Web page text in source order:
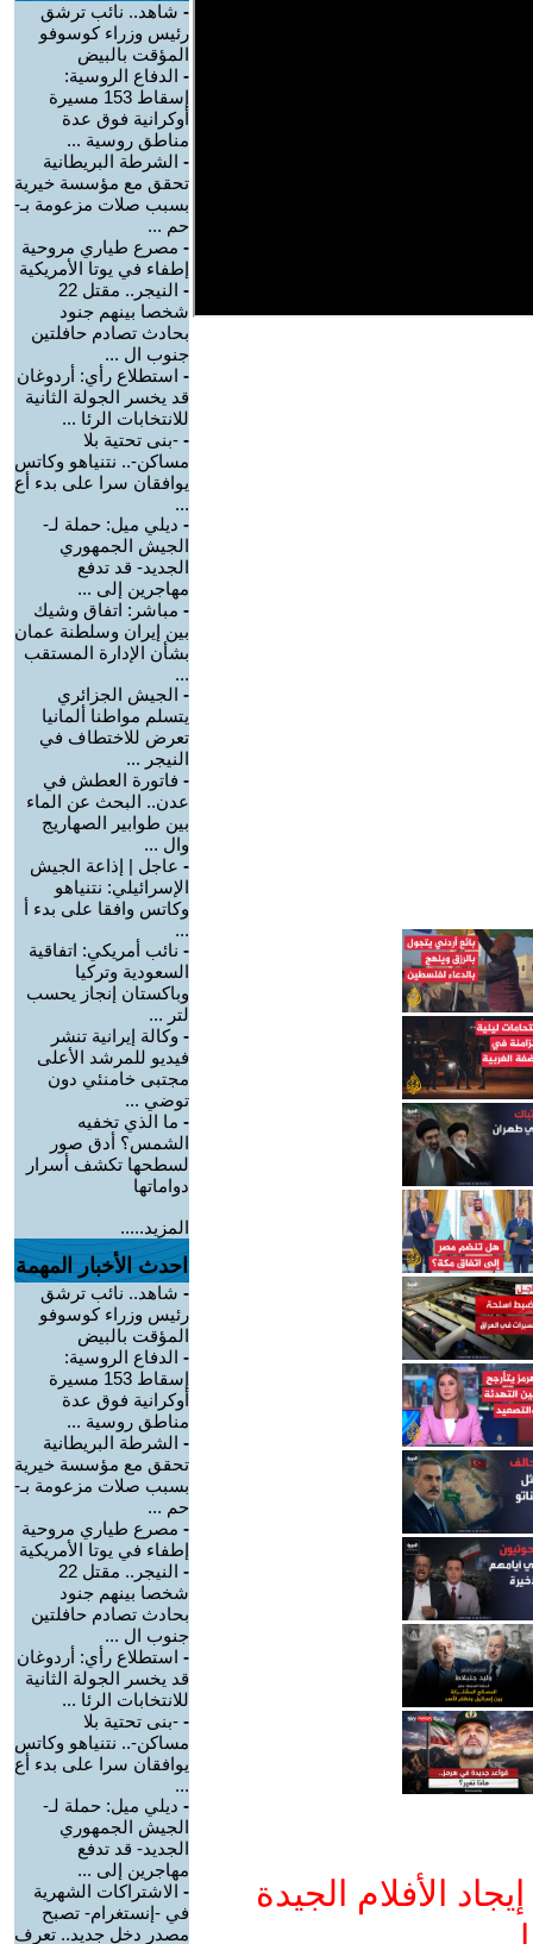
الأفلام الجيدة
- شاهد.. نائب ترشق
رئيس وزراء كوسوفو
المؤقت بالبيض
- الدفاع الروسية:
إسقاط 153 مسيرة
أوكرانية فوق عدة
مناطق روسية ...
- الشرطة البريطانية
تحقق مع مؤسسة خيرية
بسبب صلات مزعومة بـ-
حم ...
- مصرع طياري مروحية
إطفاء في يوتا الأمريكية
-
النيجر.. مقتل 22
شخصا بينهم جنود
بحادث تصادم حافلتين
جنوب ال ...
- استطلاع رأي: أردوغان
قد يخسر الجولة الثانية
للانتخابات الرئا ...
- -بنى تحتية بلا
مساكن-.. نتنياهو وكاتس
يوافقان سرا على بدء أع
...
- ديلي ميل: حملة لـ-
الجيش الجمهوري
الجديد- قد تدفع
مهاجرين إلى ...
- مباشر: اتفاق وشيك
بين إيران وسلطنة عمان
بشأن الإدارة المستقب
...
- الجيش الجزائري
يتسلم مواطنا ألمانيا
تعرض للاختطاف في
النيجر ...
- فاتورة العطش في
عدن.. البحث عن الماء
بين طوابير الصهاريج
وال ...
- عاجل | إذاعة الجيش
الإسرائيلي: نتنياهو
وكاتس وافقا على بدء أ
...
- نائب أمريكي: اتفاقية
السعودية وتركيا
وباكستان إنجاز يحسب
لتر ...
- وكالة إيرانية تنشر
فيديو للمرشد الأعلى
مجتبى خامنئي دون
توضي ...
- ما الذي تخفيه
الشمس؟ أدق صور
لسطحها تكشف أسرار
دواماتها
المزيد.....
احدث الأخبار المهمة
- شاهد.. نائب ترشق
رئيس وزراء كوسوفو
المؤقت بالبيض
- الدفاع الروسية:
إسقاط 153 مسيرة
أوكرانية فوق عدة
مناطق روسية ...
- الشرطة البريطانية
تحقق مع مؤسسة خيرية
بسبب صلات مزعومة بـ-
حم ...
- مصرع طياري مروحية
إطفاء في يوتا الأمريكية
-
النيجر.. مقتل 22
شخصا بينهم جنود
بحادث تصادم حافلتين
جنوب ال ...
- استطلاع رأي: أردوغان
قد يخسر الجولة الثانية
للانتخابات الرئا ...
- -بنى تحتية بلا
مساكن-.. نتنياهو وكاتس
يوافقان سرا على بدء أع
...
- ديلي ميل: حملة لـ-
الجيش الجمهوري
الجديد- قد تدفع
مهاجرين إلى ...
- الاشتراكات الشهرية
في -إنستغرام- تصبح
مصدر دخل جديد.. تعرف